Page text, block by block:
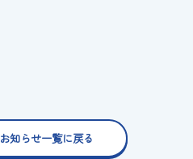
お知らせ一覧に戻る